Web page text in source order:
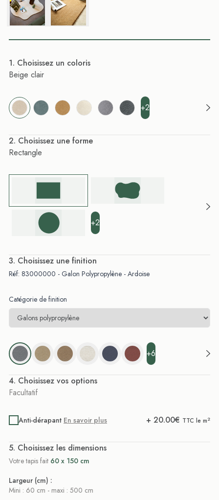
. Choisissez un coloris
Beige clair
+2
. Choisissez une forme
Rectangle
+2
. Choisissez une finition
Réf: 83000000 - Galon Polypropylène - Ardoise
Catégorie de finition
+6
. Choisissez vos options
Facultatif
Anti-dérapant En savoir plus + 20.00€ TTC le m2
. Choisissez les dimensions
Votre tapis fait 60 x 150 cm
Largeur (cm) :
Mini : 60 cm - maxi : 500 cm